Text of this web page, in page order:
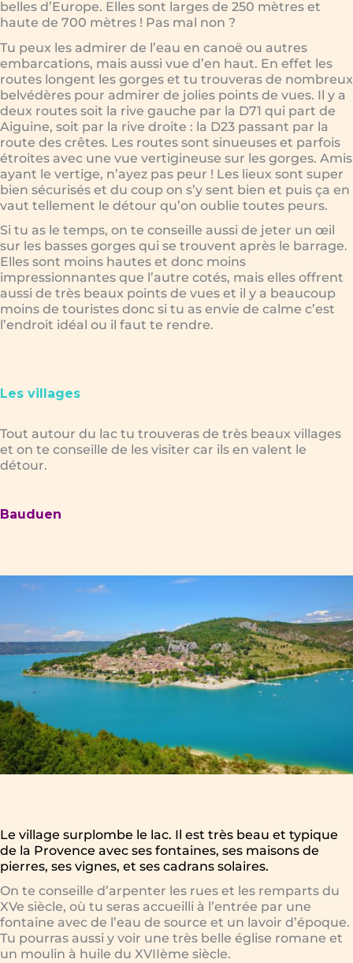
belles d’Europe. Elles sont larges de 250 mètres et
haute de 700 mètres ! Pas mal non ?
Tu peux les admirer de l’eau en canoë ou autres
embarcations, mais aussi vue d’en haut. En effet les
routes longent les gorges et tu trouveras de nombreux
belvédères pour admirer de jolies points de vues. Il y a
deux routes soit la rive gauche par la D71 qui part de
Aiguine, soit par la rive droite : la D23 passant par la
route des crêtes. Les routes sont sinueuses et parfois
étroites avec une vue vertigineuse sur les gorges. Amis
ayant le vertige, n’ayez pas peur ! Les lieux sont super
bien sécurisés et du coup on s’y sent bien et puis ça en
vaut tellement le détour qu’on oublie toutes peurs.
Si tu as le temps, on te conseille aussi de jeter un œil
sur les basses gorges qui se trouvent après le barrage.
Elles sont moins hautes et donc moins
impressionnantes que l’autre cotés, mais elles offrent
aussi de très beaux points de vues et il y a beaucoup
moins de touristes donc si tu as envie de calme c’est
l’endroit idéal ou il faut te rendre.
Les villages
Tout autour du lac tu trouveras de très beaux villages
et on te conseille de les visiter car ils en valent le
détour.
Bauduen
Le village surplombe le lac. Il est très beau et typique
de la Provence avec ses fontaines, ses maisons de
pierres, ses vignes, et ses cadrans solaires.
On te conseille d’arpenter les rues et les remparts du
XVe siècle, où tu seras accueilli à l’entrée par une
fontaine avec de l’eau de source et un lavoir d’époque.
Tu pourras aussi y voir une très belle église romane et
un moulin à huile du XVIIème siècle.